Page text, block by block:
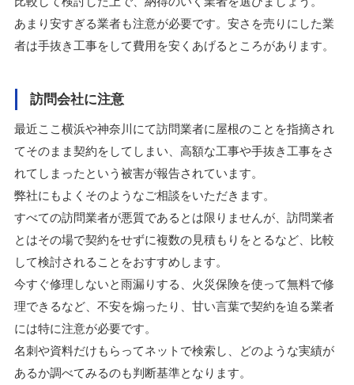
あまり安すぎる業者も注意が必要です。安さを売りにした業
者は手抜き工事をして費用を安くあげるところがあります。
訪問会社に注意
最近ここ横浜や神奈川にて訪問業者に屋根のことを指摘され
てそのまま契約をしてしまい、高額な工事や手抜き工事をさ
れてしまったという被害が報告されています。
弊社にもよくそのようなご相談をいただきます。
すべての訪問業者が悪質であるとは限りませんが、訪問業者
とはその場で契約をせずに複数の見積もりをとるなど、比較
して検討されることをおすすめします。
今すぐ修理しないと雨漏りする、火災保険を使って無料で修
理できるなど、不安を煽ったり、甘い言葉で契約を迫る業者
には特に注意が必要です。
名刺や資料だけもらってネットで検索し、どのような実績が
あるか調べてみるのも判断基準となります。